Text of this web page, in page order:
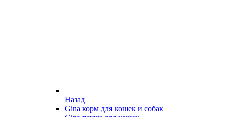
Назад
Gina корм для кошек и собак